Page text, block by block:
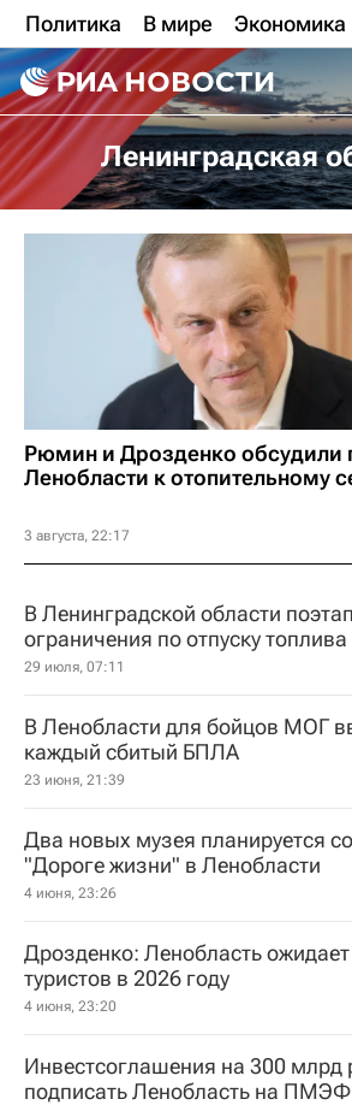
Политика В мире Экономика
Ленинградская
Рюмин и Дрозденко обсудили
Ленобласти к отопительному
3 августа, 22:17
В Ленинградской области
ограничения по отпуску топлива
29 июля, 07:11
В Ленобласти для бойцов МОГ
каждый сбитый БПЛА
23 июня, 21:39
Два новых музея планируется
"Дороге жизни" в Ленобласти
4 июня, 23:26
Дрозденко: Ленобласть
туристов в 2026 году
4 июня, 23:20
Инвестсоглашения на 300 млрд
подписать Ленобласть на ПМЭФ